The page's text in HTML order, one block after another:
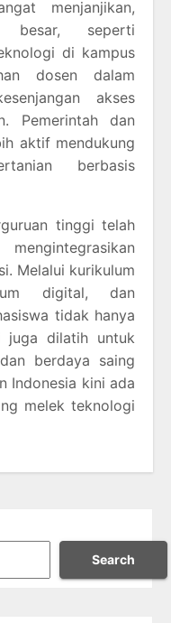
menjanjikan,
besar, seperti
di kampus
dosen dalam
akses
Pemerintah dan
aktif mendukung
berbasis
tinggi telah
Melalui kurikulum
digital, dan
tidak hanya
juga dilatih untuk
berdaya saing
Indonesia kini ada
melek teknologi
Search